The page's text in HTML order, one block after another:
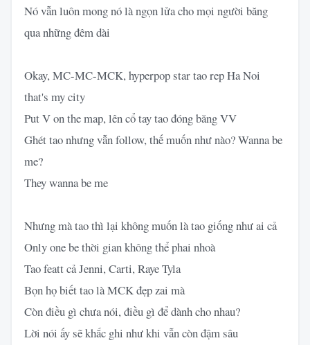
Nó vẫn luôn mong nó là ngọn lửa cho mọi người băng
qua những đêm dài
Okay, MC-MC-MCK, hyperpop star tao rep Ha Noi
that's my city
Put V on the map, lên cổ tay tao đóng băng VV
Ghét tao nhưng vẫn follow, thế muốn như nào? Wanna be
me?
They wanna be me
Nhưng mà tao thì lại không muốn là tao giống như ai cả
Only one be thời gian không thể phai nhoà
Tao featt cả Jenni, Carti, Raye Tyla
Bọn họ biết tao là MCK đẹp zai mà
Còn điều gì chưa nói, điều gì để dành cho nhau?
Lời nói ấy sẽ khắc ghi như khi vẫn còn đậm sâu